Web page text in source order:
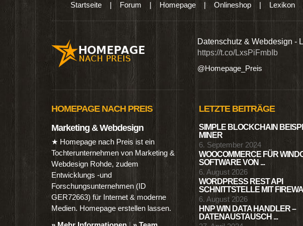
Startseite| Forum | Homepage| Onlineshop| Lexikon
Produkten wie Ebooks & DVDs.… Datenschutz & Webdesign -
https://t.co/LxsPiFmbIb
@Homepage_Preis
HOMEPAGE NACH PREIS
Marketing & Webdesign
★ Homepage nach Preis ist ein
Tochterunternehmen von Marketing &
Webdesign Rohde, zudem
Entwicklungs -und
Forschungsunternehmen (ID
GER72663) für Internet & moderne
Medien. Homepage erstellen lassen.
LETZTE BEITRÄGE
SIMPLE BLOCKCHAIN
MINER
6. September 2024
WOOCOMMERCE FÜR
SOFTWARE VON ...
6. August 2026
WORDPRESS REST API
SCHNITTSTELLE MIT
6. August 2026
HNP WIN DATA HANDLER –
DATENAUSTAUSCH ...